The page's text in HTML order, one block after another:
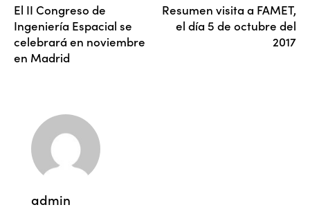
El II Congreso de
Ingeniería Espacial se
celebrará en noviembre
en Madrid
Resumen visita a FAMET,
el día 5 de octubre del
2017
admin